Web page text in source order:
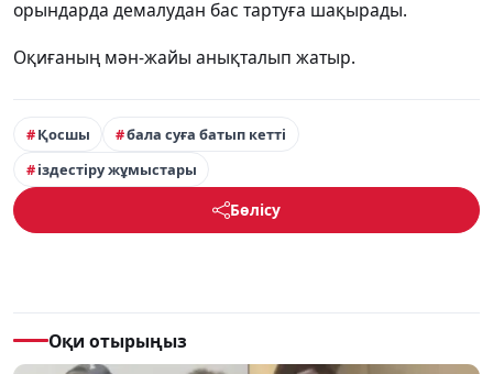
орындарда демалудан бас тартуға шақырады.
Оқиғаның мән-жайы анықталып жатыр.
Қосшы
бала суға батып кетті
іздестіру жұмыстары
Бөлісу
Оқи отырыңыз